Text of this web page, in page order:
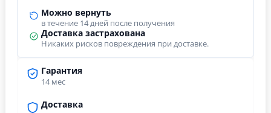
Гарантия
14 мес
Доставка
Можно вернуть
в течение 14 дней после получения
Доставка застрахована
Никаких рисков повреждения при доставке.